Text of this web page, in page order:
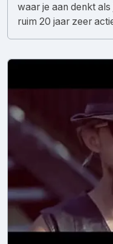
waar je aan denkt
ruim 20 jaar zeer